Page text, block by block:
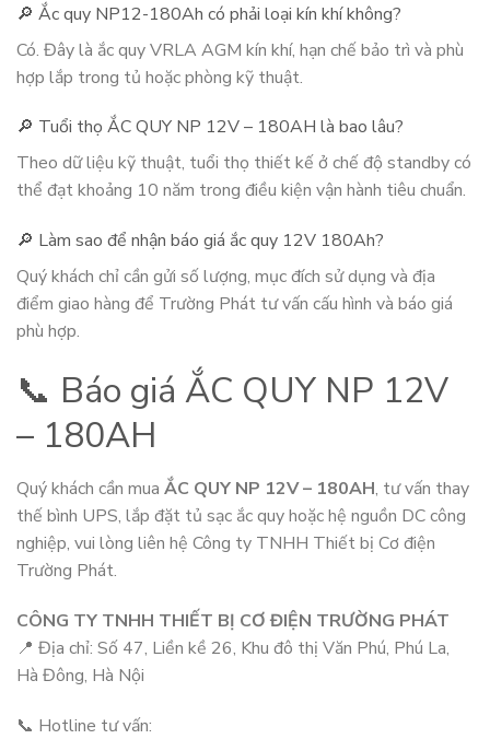
🔎 Ắc quy NP12-180Ah có phải loại kín khí không?
Có. Đây là ắc quy VRLA AGM kín khí, hạn chế bảo trì và phù
hợp lắp trong tủ hoặc phòng kỹ thuật.
🔎 Tuổi thọ ẮC QUY NP 12V – 180AH là bao lâu?
Theo dữ liệu kỹ thuật, tuổi thọ thiết kế ở chế độ standby có
thể đạt khoảng 10 năm trong điều kiện vận hành tiêu chuẩn.
🔎 Làm sao để nhận báo giá ắc quy 12V 180Ah?
Quý khách chỉ cần gửi số lượng, mục đích sử dụng và địa
điểm giao hàng để Trường Phát tư vấn cấu hình và báo giá
phù hợp.
📞 Báo giá ẮC QUY NP 12V
– 180AH
Quý khách cần mua ẮC QUY NP 12V – 180AH, tư vấn thay
thế bình UPS, lắp đặt tủ sạc ắc quy hoặc hệ nguồn DC công
nghiệp, vui lòng liên hệ Công ty TNHH Thiết bị Cơ điện
Trường Phát.
CÔNG TY TNHH THIẾT BỊ CƠ ĐIỆN TRƯỜNG PHÁT
📍 Địa chỉ: Số 47, Liền kề 26, Khu đô thị Văn Phú, Phú La,
Hà Đông, Hà Nội
📞 Hotline tư vấn: